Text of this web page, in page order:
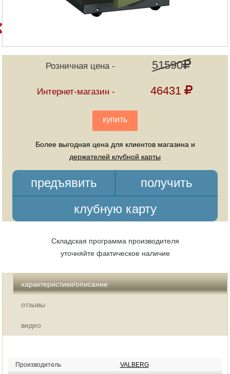
Розничная цена 51590
Интернет-магазин 46431
купить
Более выгодная цена для клиентов магазина и
держателей клубной карты
предъявить
получить
клубную карту
Складская программа производителя
уточняйте фактическое наличие
характеристики/описание
отзывы
видео
Производитель
VALBERG